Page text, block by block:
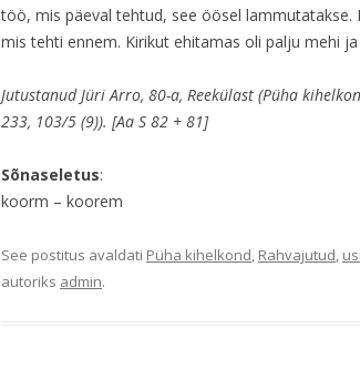
töö, mis päeval tehtud, see öösel
mis tehti ennem. Kirikut ehitamas oli palju mehi
Jutustanud Jüri Arro, 80-a, Reekülast (Püha
233, 103/5 (9)). [Aa S 82 + 81]
Sõnaseletus:
koorm – koorem
See postitus avaldati Püha kihelkond, Rahvajutud,
autoriks admin.